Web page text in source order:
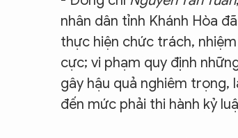
nhân dân tỉnh Khánh Hòa
thực hiện chức trách,
cực; vi phạm quy định
gây hậu quả nghiêm trọng,
đến mức phải thi hành kỷ